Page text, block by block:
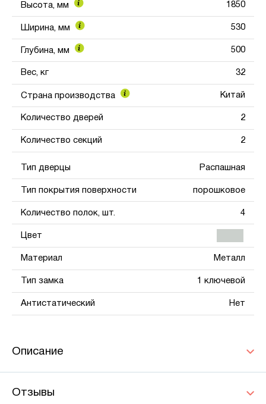
Высота, мм 1850
Ширина, мм 530
Глубина, мм 500
Вес, кг 32
Страна производства Китай
Количество дверей 2
Количество секций 2
Тип дверцы Распашная
Тип покрытия поверхности порошковое
Количество полок, шт. 4
Цвет
Материал Металл
Тип замка 1 ключевой
Антистатический Нет
Описание
Отзывы